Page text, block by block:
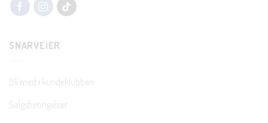
SNARVEIER
Bli med i kundeklubben
Salgsbetingelser